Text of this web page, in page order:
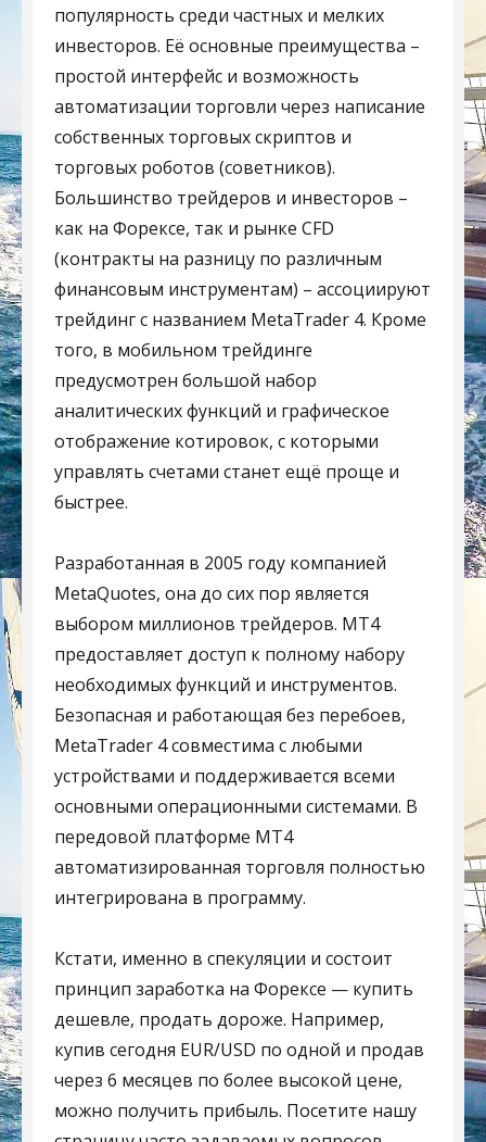
популярность среди частных и мелких
инвесторов. Её основные преимущества –
простой интерфейс и возможность
автоматизации торговли через написание
собственных торговых скриптов и
торговых роботов (советников).
Большинство трейдеров и инвесторов –
как на Форексе, так и рынке CFD
(контракты на разницу по различным
финансовым инструментам) – ассоциируют
трейдинг с названием MetaTrader 4. Кроме
того, в мобильном трейдинге
предусмотрен большой набор
аналитических функций и графическое
отображение котировок, с которыми
управлять счетами станет ещё проще и
быстрее.
Разработанная в 2005 году компанией
MetaQuotes, она до сих пор является
выбором миллионов трейдеров. MT4
предоставляет доступ к полному набору
необходимых функций и инструментов.
Безопасная и работающая без перебоев,
MetaTrader 4 совместима с любыми
устройствами и поддерживается всеми
основными операционными системами. В
передовой платформе MT4
автоматизированная торговля полностью
интегрирована в программу.
Кстати, именно в спекуляции и состоит
принцип заработка на Форексе — купить
дешевле, продать дороже. Например,
купив сегодня EUR/USD по одной и продав
через 6 месяцев по более высокой цене,
можно получить прибыль. Посетите нашу